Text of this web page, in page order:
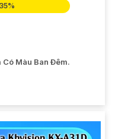
Màu Ban Ðêm.